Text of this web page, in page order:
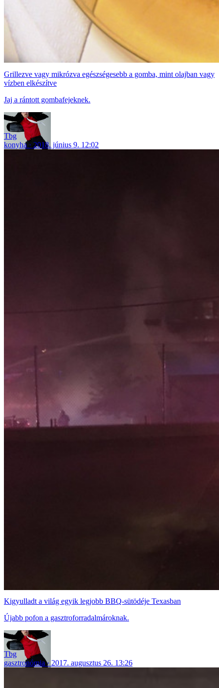
Grillezve vagy mikrózva egészségesebb a gomba, mint olajban vagy
vízben elkészítve
Jaj a rántott gombafejeknek.
Tbg
konyha
2018. június 9. 12:02
Kigyulladt a világ egyik legjobb BBQ-sütödéje Texasban
Újabb pofon a gasztroforradalmároknak.
Tbg
gasztronómia
2017. augusztus 26. 13:26